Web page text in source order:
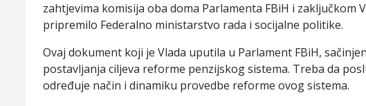
zahtjevima komisija oba doma Parlamenta FBiH i zaključkom
pripremilo Federalno ministarstvo rada i socijalne politike.
Ovaj dokument koji je Vlada uputila u Parlament FBiH,
postavljanja ciljeva reforme penzijskog sistema. Treba da
određuje način i dinamiku provedbe reforme ovog sistema.